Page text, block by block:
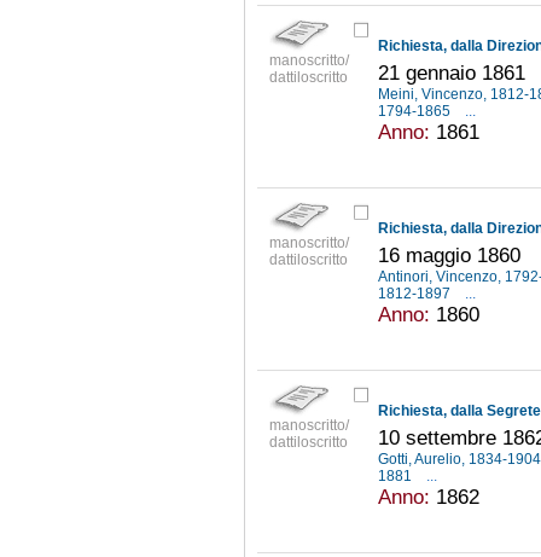
manoscritto/
dattiloscritto
21 gennaio 1861
Meini, Vincenzo, 1812-
1794-1865
...
Anno: 1861
manoscritto/
dattiloscritto
16 maggio 1860
Antinori, Vincenzo,
1812-1897
...
Anno: 1860
manoscritto/
dattiloscritto
10 settembre
Gotti, Aurelio, 1834-
1881
...
Anno: 1862